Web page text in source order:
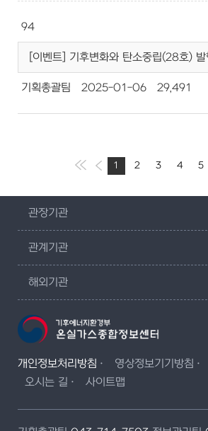
94
[이벤트] 기후변화와 탄소중립(28호)
기획총괄팀 2025-01-06 29,491
1 2 3 4 5
관장기관
관계기관
해외기관
개인정보처리방침 영상정보기기방침
오시는 길
사이트맵